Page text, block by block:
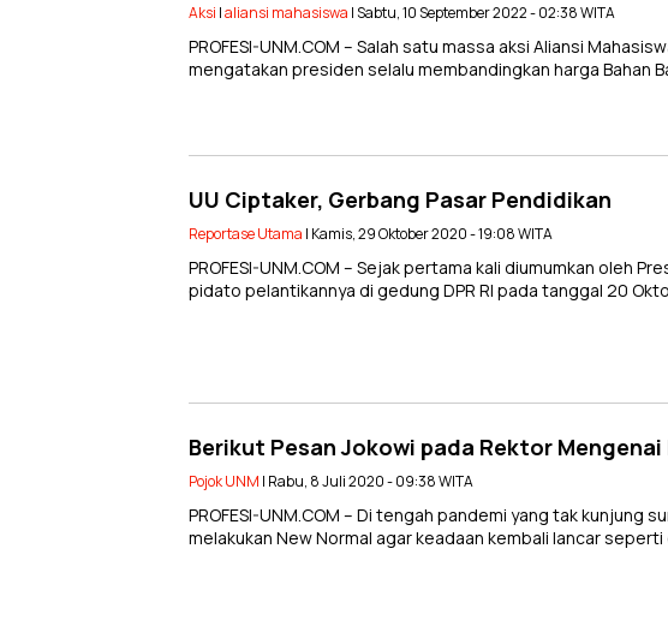
Aksi |aliansi mahasiswa | Sabtu, 10 September 2022 - 02:38 WITA
PROFESI-UNM.COM – Salah satu massa aksi Aliansi
mengatakan presiden selalu membandingkan harga Bahan
UU Ciptaker, Gerbang Pasar Pendidikan
Reportase Utama | Kamis, 29 Oktober 2020 - 19:08 WITA
PROFESI-UNM.COM – Sejak pertama kali diumumkan oleh
pidato pelantikannya di gedung DPR RI pada tanggal 20
Berikut Pesan Jokowi pada Rektor Mengenai
Pojok UNM | Rabu, 8 Juli 2020 - 09:38 WITA
PROFESI-UNM.COM – Di tengah pandemi yang tak
melakukan New Normal agar keadaan kembali lancar